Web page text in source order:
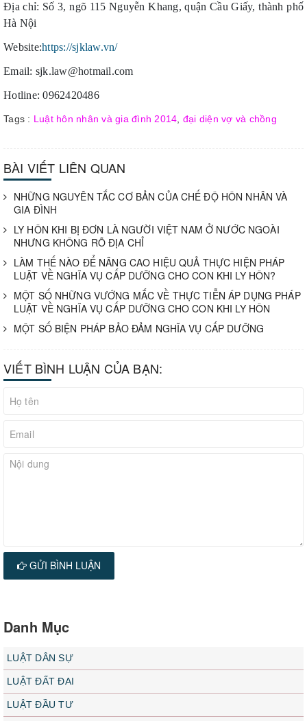
Địa chỉ: Số 3, ngõ 115 Nguyễn Khang, quận Cầu Giấy, thành phố
Hà Nội
Website:https://sjklaw.vn/
Email: sjk.law@hotmail.com
Hotline: 0962420486
Tags : Luật hôn nhân và gia đình 2014 đại diện vợ và chồng
BÀI VIẾT LIÊN QUAN
NHỮNG NGUYÊN TẮC CƠ BẢN CỦA CHẾ ĐỘ HÔN NHÂN VÀ
GIA ĐÌNH
LY HÔN KHI BỊ ĐƠN LÀ NGƯỜI VIỆT NAM Ở NƯỚC NGOÀI
NHƯNG KHÔNG RÕ ĐỊA CHỈ
LÀM THẾ NÀO ĐỂ NÂNG CAO HIỆU QUẢ THỰC HIỆN PHÁP
LUẬT VỀ NGHĨA VỤ CẤP DƯỠNG CHO CON KHI LY HÔN?
MỘT SỐ NHỮNG VƯỚNG MẮC VỀ THỰC TIỄN ÁP DỤNG PHÁP
LUẬT VỀ NGHĨA VỤ CẤP DƯỠNG CHO CON KHI LY HÔN
MỘT SỐ BIỆN PHÁP BẢO ĐẢM NGHĨA VỤ CẤP DƯỠNG
VIẾT BÌNH LUẬN CỦA BẠN:
GỬI BÌNH LUẬN
Danh Mục
LUẬT DÂN SỰ
LUẬT ĐẤT ĐAI
LUẬT ĐẦU TƯ